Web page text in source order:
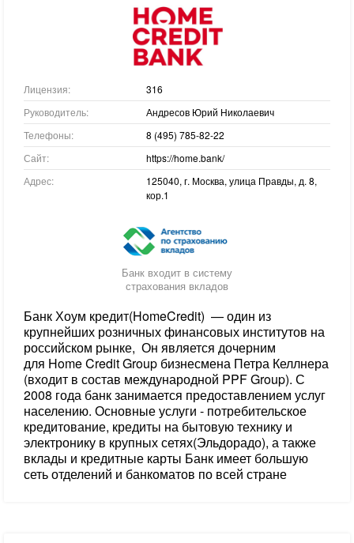
Лицензия:
316
Руководитель:
Андресов Юрий Николаевич
Телефоны:
8 (495) 785-82-22
Сайт:
https://home.bank/
Адрес:
125040, г. Москва, улица Правды, д. 8,
кор.1
Банк входит в систему
страхования вкладов
Банк Хоум кредит(HomeCredit) — один из
крупнейших розничных финансовых институтов на
российском рынке, Он является дочерним
для Home Credit Group бизнесмена Петра Келлнера
(входит в состав международной PPF Group). С
2008 года банк занимается предоставлением услуг
населению. Основные услуги - потребительское
кредитование, кредиты на бытовую технику и
электронику в крупных сетях(Эльдорадо), а также
вклады и кредитные карты Банк имеет большую
сеть отделений и банкоматов по всей стране